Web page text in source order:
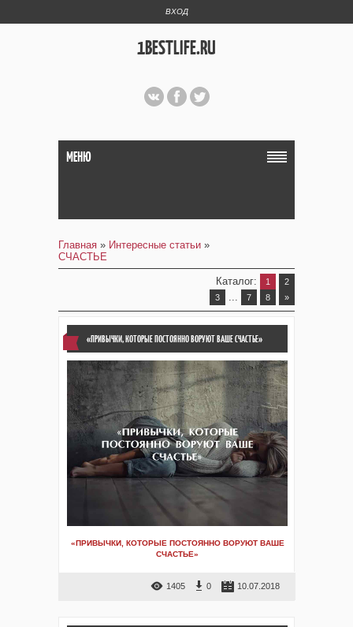
ВХОД
1BESTLIFE.RU
МЕНЮ
Главная » Интересные статьи »
СЧАСТЬЕ
Каталог: 1
2
3
... 7 8 »
«ПРИВЫЧКИ, КОТОРЫЕ ПОСТОЯННО ВОРУЮТ ВАШЕ СЧАСТЬЕ»
«ПРИВЫЧКИ, КОТОРЫЕ ПОСТОЯННО ВОРУЮТ ВАШЕ
СЧАСТЬЕ»
1405 0 10.07.2018